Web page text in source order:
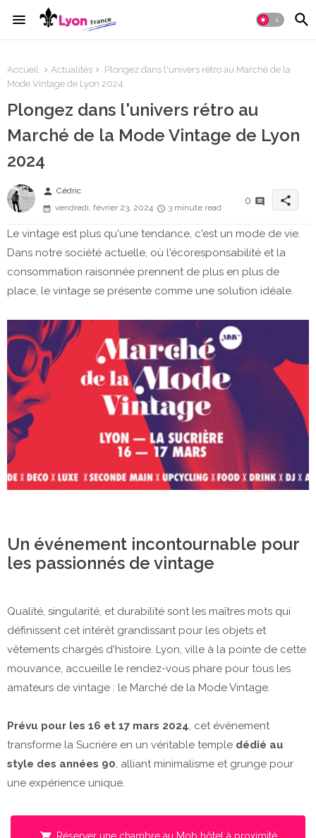
Accueil Actualités
Plongez dans l'univers rétro au Marché de la
Mode Vintage de Lyon 2024
Plongez dans l'univers rétro au
Marché de la Mode Vintage de Lyon
2024
person Cédric
vendredi, février 23, 2024
3 minute read
0 share
Le vintage est plus qu'une tendance, c'est un mode de vie.
Dans notre société actuelle, où l'écoresponsabilité et la
consommation raisonnée prennent de plus en plus de
place, le vintage se présente comme une solution idéale.
Un événement incontournable pour
les passionnés de vintage
Qualité, singularité, et durabilité sont les maîtres mots qui
définissent cet intérêt grandissant pour les objets et
vêtements chargés d'histoire. Lyon, ville à la pointe de cette
mouvance, accueille le rendez-vous phare pour tous les
amateurs de vintage : le Marché de la Mode Vintage.
Prévu pour les 16 et 17 mars 2024, cet événement
transforme la Sucrière en un véritable temple dédié au
style des années 90, alliant minimalisme et grunge pour
une expérience unique.